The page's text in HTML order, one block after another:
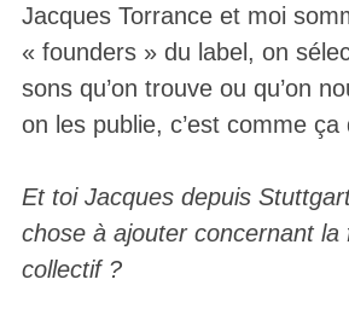
Jacques Torrance et moi
« founders » du label, on
sons qu’on trouve ou qu’on
on les publie, c’est comme
Et toi Jacques depuis
chose à ajouter concernant la
collectif ?